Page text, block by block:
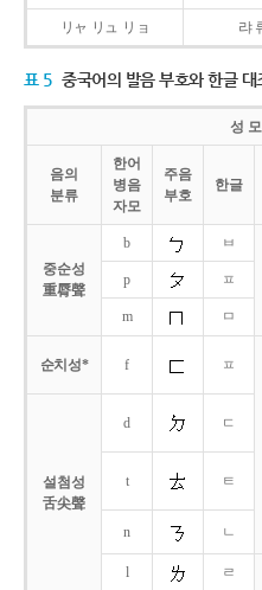
リャ リュ リョ 랴
표 5 중국어의 발음 부호와 한글 대
성
음의
분류
한어
병음
자모
주음
부호
한글
중순성
重脣聲
b
ㅂ
p ㅍ
m ㅁ
순치성* f ㅍ
설첨성
舌尖聲
d ㄷ
t ㅌ
n ㄴ
l
ㄹ